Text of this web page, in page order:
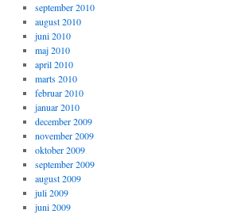
september 2010
august 2010
juni 2010
maj 2010
april 2010
marts 2010
februar 2010
januar 2010
december 2009
november 2009
oktober 2009
september 2009
august 2009
juli 2009
juni 2009